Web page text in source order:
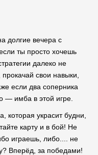
долгие вечера с
ты просто хочешь
далеко не
свои навыки,
если два соперника
— имба в этой игре.
которая украсит будни,
карту и в бой! Не
играешь, либо.... не
Вперёд, за победами!